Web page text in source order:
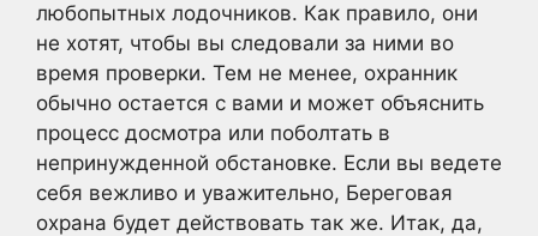
любопытных лодочников. Как правило, они
не хотят, чтобы вы следовали за ними во
время проверки. Тем не менее, охранник
обычно остается с вами и может объяснить
процесс досмотра или поболтать в
непринужденной обстановке. Если вы ведете
себя вежливо и уважительно, Береговая
охрана будет действовать так же. Итак, да,